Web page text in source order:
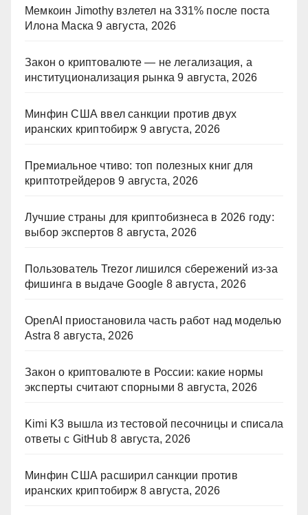
Мемкоин Jimothy взлетел на 331% после поста
Илона Маска 9 августа, 2026
Закон о криптовалюте — не легализация, а
институционализация рынка 9 августа, 2026
Минфин США ввел санкции против двух
иранских криптобирж 9 августа, 2026
Премиальное чтиво: топ полезных книг для
криптотрейдеров 9 августа, 2026
Лучшие страны для криптобизнеса в 2026 году:
выбор экспертов 8 августа, 2026
Пользователь Trezor лишился сбережений из-за
фишинга в выдаче Google 8 августа, 2026
OpenAI приостановила часть работ над моделью
Astra 8 августа, 2026
Закон о криптовалюте в России: какие нормы
эксперты считают спорными 8 августа, 2026
Kimi K3 вышла из тестовой песочницы и списала
ответы с GitHub 8 августа, 2026
Минфин США расширил санкции против
иранских криптобирж 8 августа, 2026